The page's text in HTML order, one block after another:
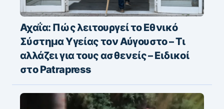
Αχαΐα: Πώς λειτουργεί το Εθνικό
Σύστημα Υγείας τον Αύγουστο – Τι
αλλάζει για τους ασθενείς – Eιδικοί
στο Patrapress